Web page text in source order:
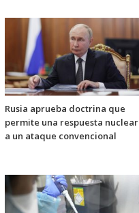
Rusia aprueba doctrina que
permite una respuesta nuclear
a un ataque convencional